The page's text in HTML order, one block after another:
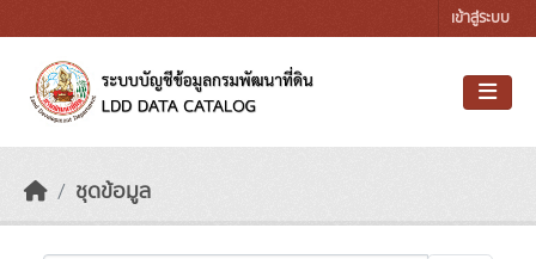
เข้าสู่ระบบ
ชุดข้อมูล